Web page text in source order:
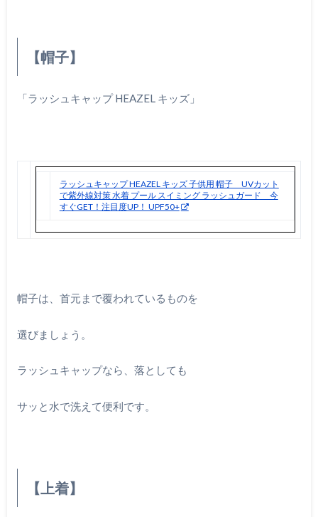
【帽子】
「ラッシュキャップ HEAZEL キッズ」
ラッシュキャップ HEAZEL キッズ 子供用 帽子 UVカット
で紫外線対策 水着 プール スイミング ラッシュガード 今
すぐGET！注目度UP！ UPF50+
帽子は、首元まで覆われているものを
選びましょう。
ラッシュキャップなら、落としても
サッと水で洗えて便利です。
【上着】